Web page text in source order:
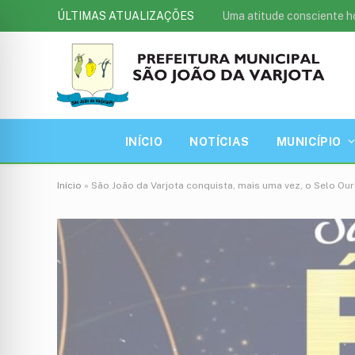
ÚLTIMAS ATUALIZAÇÕES Uma atitude consciente
INÍCIO NOTÍCIAS MUNICÍPIO
Início » São João da Varjota conquista, mais uma vez, o Selo